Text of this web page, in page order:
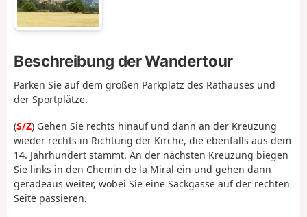
Beschreibung der Wandertour
Parken Sie auf dem großen Parkplatz des Rathauses und
der Sportplätze.
(S/Z) Gehen Sie rechts hinauf und dann an der Kreuzung
wieder rechts in Richtung der Kirche, die ebenfalls aus dem
14. Jahrhundert stammt. An der nächsten Kreuzung biegen
Sie links in den Chemin de la Miral ein und gehen dann
geradeaus weiter, wobei Sie eine Sackgasse auf der rechten
Seite passieren.